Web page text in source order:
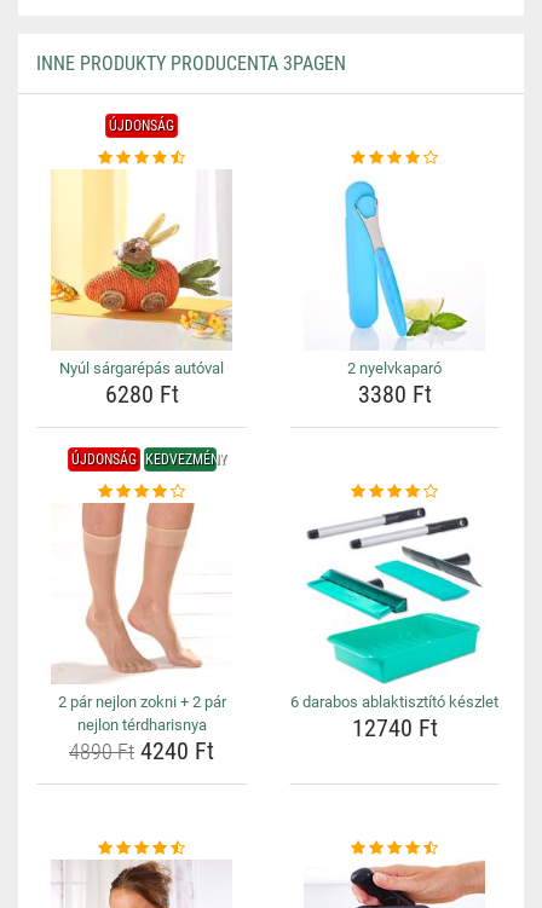
INNE PRODUKTY PRODUCENTA 3PAGEN
ÚJDONSÁG
Nyúl sárgarépás autóval
6280 Ft
2 nyelvkaparó
3380 Ft
ÚJDONSÁG KEDVEZMÉNY
2 pár nejlon zokni + 2 pár
nejlon térdharisnya
4890 Ft 4240 Ft
6 darabos ablaktisztító készlet
12740 Ft